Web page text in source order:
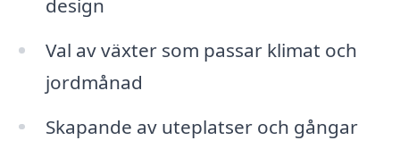
design
Val av växter som passar klimat och
jordmånad
Skapande av uteplatser och gångar